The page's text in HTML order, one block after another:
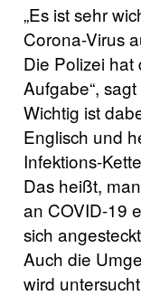
„Es ist sehr
Corona-Virus
Die Polizei
Aufgabe“,
Wichtig ist
Englisch und
Infektions-
Das heißt,
an COVID-19
sich
Auch die
wird